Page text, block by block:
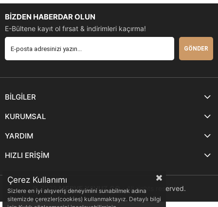
BİZDEN HABERDAR OLUN
E-Bültene kayıt ol fırsat & indirimleri kaçırma!
GÖNDER
BİLGİLER
KURUMSAL
YARDIM
HIZLI ERİŞİM
© 2023MERVE YAVUZ.CO- All rights reserved.
Çerez Kullanımı
Sizlere en iyi alışveriş deneyimini sunabilmek adına
sitemizde çerezler(cookies) kullanmaktayız. Detaylı bilgi